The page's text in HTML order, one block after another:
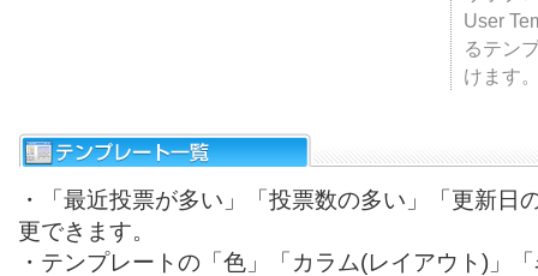
User
るテン
けます
・「最近投票が多い」「投票数の多い」「更新日
更できます。
・テンプレートの「色」「カラム(レイアウト)」